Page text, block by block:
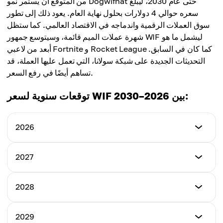
المتوسط
2.60$
أعلى سعر
3.10$
المتوسط
2.50$
سعره حوالي 4 دولارات بحلول نهاية العام. يعود ذلك إلى تطور
سوق العملات الرقمية واندماجه في الاقتصاد العالمي. كما ستظل
شهرة عملات الميم قائمة، وسيتوسع جمهور WIF ليشمل ما هو
أبعد من لاعبي Fortnite و Rocket League كما كان في السابق.
التحديثات الجديدة على شبكة سولانا، التي تعمل عليها العملة، قد
تساهم أيضًا في رفع السعر.
توقعات سنوية لسعر WIF بين 2026–2030:
2026
أدنى سعر
أعلى سعر
2027
أدنى سعر
2028
أدنى سعر
2029